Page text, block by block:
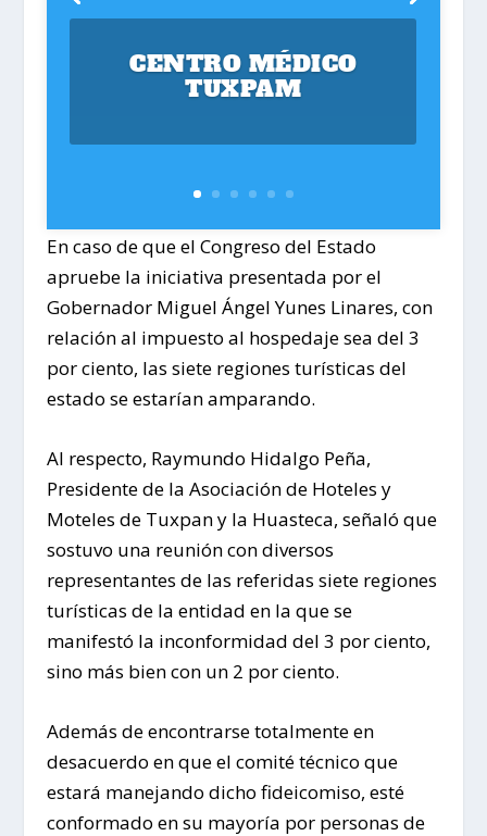
CENTRO MÉDICO
TUXPAM
En caso de que el Congreso del Estado
apruebe la iniciativa presentada por el
Gobernador Miguel Ángel Yunes Linares, con
relación al impuesto al hospedaje sea del 3
por ciento, las siete regiones turísticas del
estado se estarían amparando.
Al respecto, Raymundo Hidalgo Peña,
Presidente de la Asociación de Hoteles y
Moteles de Tuxpan y la Huasteca, señaló que
sostuvo una reunión con diversos
representantes de las referidas siete regiones
turísticas de la entidad en la que se
manifestó la inconformidad del 3 por ciento,
sino más bien con un 2 por ciento.
Además de encontrarse totalmente en
desacuerdo en que el comité técnico que
estará manejando dicho fideicomiso, esté
conformado en su mayoría por personas de